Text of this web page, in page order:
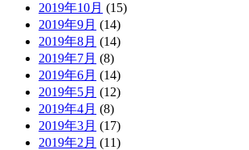
2019年10月 (15)
2019年9月 (14)
2019年8月 (14)
2019年7月 (8)
2019年6月 (14)
2019年5月 (12)
2019年4月 (8)
2019年3月 (17)
2019年2月 (11)